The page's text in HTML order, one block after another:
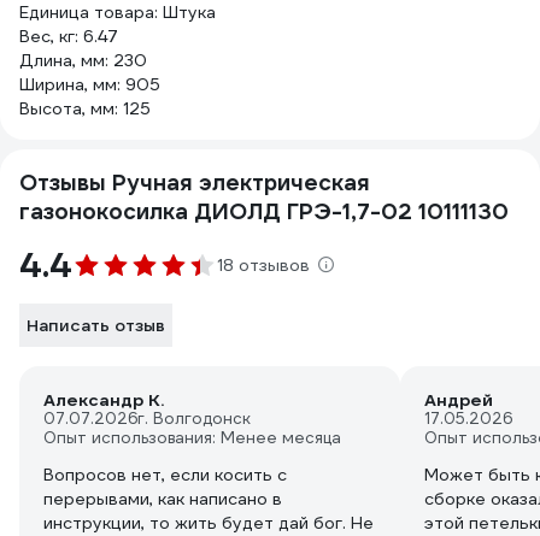
Единица товара: Штука
Вес, кг: 6.47
Длина, мм: 230
Ширина, мм: 905
Высота, мм: 125
Отзывы Ручная электрическая
газонокосилка ДИОЛД ГРЭ-1,7-02 10111130
4.4 18 отзывов
Написать отзыв
Александр К.
07.07.2026г. Волгодонск
Опыт использования: Менее месяца
Вопросов нет, если косить с
перерывами, как написано в
инструкции, то жить будет дай бог. Не
Андрей
17.05.2026
Опыт
Может быть
сборке
этой